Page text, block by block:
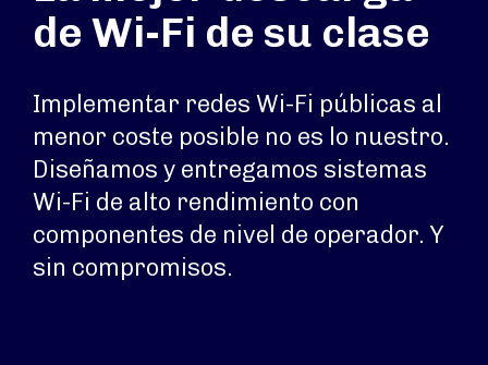
de Wi-Fi de su clase
Implementar redes Wi-Fi públicas al
menor coste posible no es lo nuestro.
Diseñamos y entregamos sistemas
Wi-Fi de alto rendimiento con
componentes de nivel de operador. Y
sin compromisos.